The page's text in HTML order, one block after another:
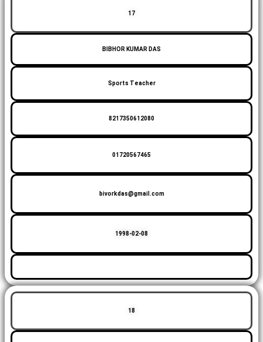
17
BIBHOR KUMAR DAS
Sports Teacher
8217350612080
01720567465
bivorkdas@gmail.com
1998-02-08
18